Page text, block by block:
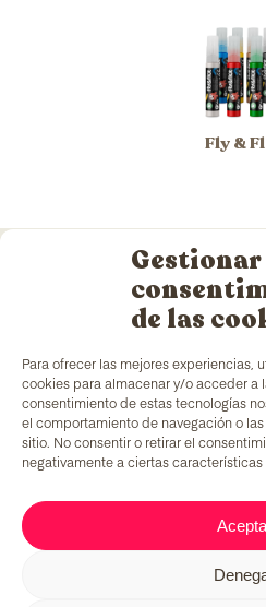
Gestionar
de las
Para ofrecer las mejores experiencias,
cookies para almacenar y/o acceder a
consentimiento de estas tecnologías
el comportamiento de navegación o
sitio. No consentir o retirar el
negativamente a ciertas características
Fly &
TColorscuenta con una
Barcelona y laboratorio
pinturas y adhesivos.
de acuerdo con la
con un ingrediente añadido
generar empleo para
C/ Fernando